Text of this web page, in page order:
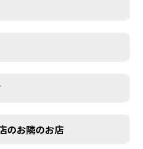
のお隣のお店